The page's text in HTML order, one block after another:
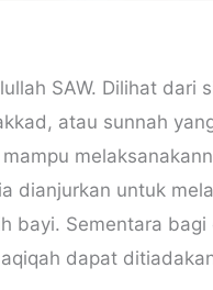
SAW. Dilihat dari
atau sunnah
dianjurkan untuk
bayi. Sementara bagi
dapat